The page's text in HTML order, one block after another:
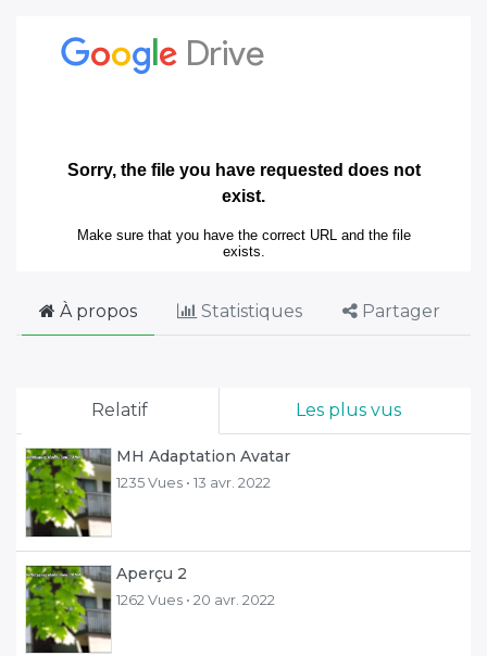
Relatif Les plus vus
MH Adaptation Avatar
1235 Vues •13 avr. 2022
Aperçu 2
1262 Vues •20 avr. 2022
À propos Statistiques Partager